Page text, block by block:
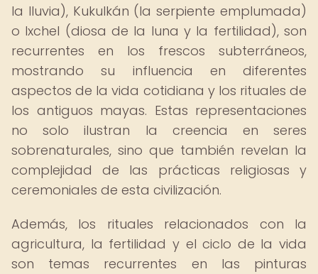
la lluvia), Kukulkán (la serpiente emplumada)
o Ixchel (diosa de la luna y la fertilidad), son
recurrentes en los frescos subterráneos,
mostrando su influencia en diferentes
aspectos de la vida cotidiana y los rituales de
los antiguos mayas. Estas representaciones
no solo ilustran la creencia en seres
sobrenaturales, sino que también revelan la
complejidad de las prácticas religiosas y
ceremoniales de esta civilización.
Además, los rituales relacionados con la
agricultura, la fertilidad y el ciclo de la vida
son temas recurrentes en las pinturas